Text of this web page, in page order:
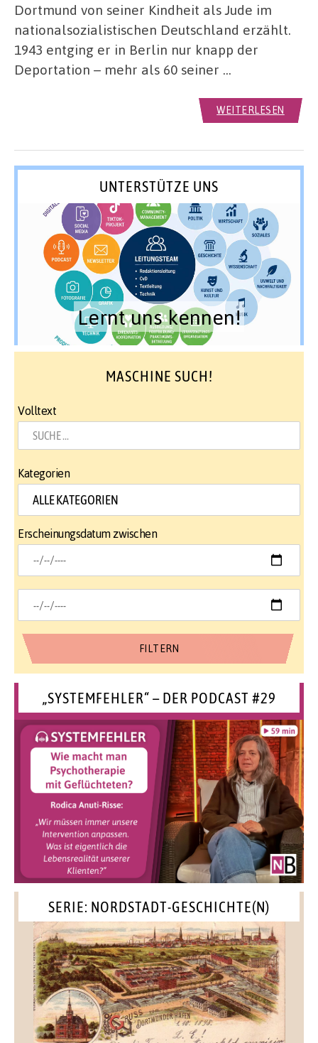
Dortmund von seiner Kindheit als Jude im
nationalsozialistischen Deutschland erzählt.
1943 entging er in Berlin nur knapp der
Deportation – mehr als 60 seiner …
WEITERLESEN
UNTERSTÜTZE UNS
Lernt uns kennen!
MASCHINE SUCH!
Volltext
Kategorien
Erscheinungsdatum zwischen
„SYSTEMFEHLER“ – DER PODCAST #29
SERIE: NORDSTADT-GESCHICHTE(N)